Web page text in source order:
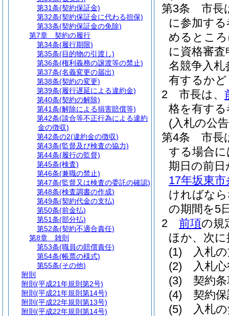
第3条
市長
に参加す
めるとこ
に資格審
名競争入札
有するか
2
市長は、
格を有す
(入札の公
第4条
市長
する場合
期日の前
17年坂東
ければな
の期間を5
2
前項の規
ほか、次
(1)
入札
(2)
入札
(3)
契約
(4)
契約
(5)
入札
第31条(契約保証金)
第32条(契約保証金に代わる担保)
第33条(契約保証金の免除)
第7章
契約の履行
第34条(履行期限)
第35条(目的物の引渡し)
第36条(権利義務の譲渡等の禁止)
第37条(名義変更の届出)
第38条(契約の変更)
第39条(履行遅延による違約金)
第40条(契約の解除)
第41条(解除による損害賠償等)
第42条(談合等不正行為による違約
金の徴収)
第42条の2(違約金の徴収)
第43条(監督及び検査の協力)
第44条(履行の監督)
第45条(検査)
第46条(兼職の禁止)
第47条(監督又は検査の委託の確認)
第48条(検査調書の作成)
第49条(契約代金の支払)
第50条(前金払)
第51条(部分払)
第52条(契約不適合責任)
第8章
雑則
第53条(職員の賠償責任)
第54条(帳票の様式)
第55条(その他)
附則
附則 (平成21年規則第2号)
附則 (平成21年規則第14号)
附則 (平成22年規則第13号)
附則 (平成22年規則第14号)